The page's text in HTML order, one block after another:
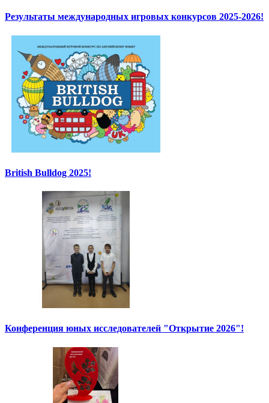
Результаты международных игровых конкурсов 2025-2026!
British Bulldog 2025!
Конференция юных исследователей "Открытие 2026"!